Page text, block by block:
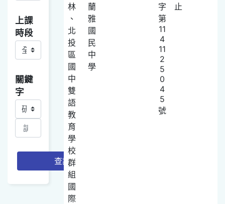
上課
時段
關鍵
字
關鍵字查詢項目選取
查詢
林
、
北
投
區
國
中
雙
語
教
育
學
校
群
組
國
際
蘭
雅
國
民
中
學
字
第
11
4
11
2
5
0
4
5
號
止